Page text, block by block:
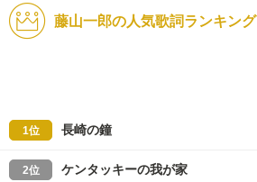
藤山一郎の人気歌詞ランキング
1位 長崎の鐘
2位 ケンタッキーの我が家